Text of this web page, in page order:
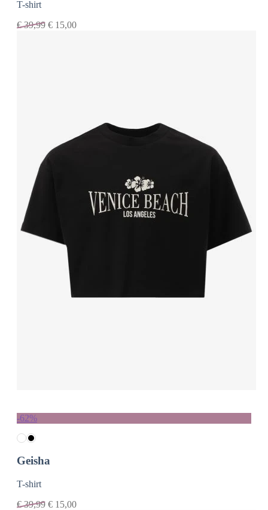
T-shirt
€39,99 € 15,00
-62%
Geisha
T-shirt
€39,99 € 15,00